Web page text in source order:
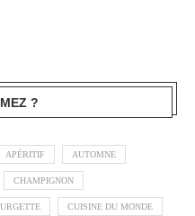
?
APÉRITIF AUTOMNE
CHAMPIGNON
CUISINE DU MONDE